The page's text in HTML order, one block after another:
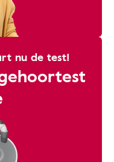
nu de test!